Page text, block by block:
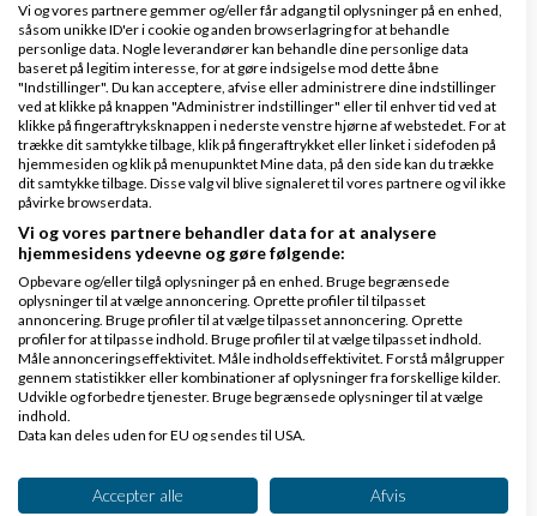
Side 1 ud af 1 (6 indlæg)
Tilbage til toppen
Hjælp til salg (Ikke internet)
Emner
Adgang til data ?
Nyeste indlægafMartin2026,den 28-07-2026 kl.
11:40
Vi og vores partnere gemmer og/eller får adgang til oplysninger på en enhed,
såsom unikke ID'er i cookie og anden browserlagring for at behandle
personlige data. Nogle leverandører kan behandle dine personlige data
baseret på legitim interesse, for at gøre indsigelse mod dette åbne
"Indstillinger". Du kan acceptere, afvise eller administrere dine indstillinger
ved at klikke på knappen "Administrer indstillinger" eller til enhver tid ved at
klikke på fingeraftryksknappen i nederste venstre hjørne af webstedet. For at
trække dit samtykke tilbage, klik på fingeraftrykket eller linket i sidefoden på
hjemmesiden og klik på menupunktet Mine data, på den side kan du trække
dit samtykke tilbage. Disse valg vil blive signaleret til vores partnere og vil ikke
påvirke browserdata.
Vi og vores partnere behandler data for at analysere
hjemmesidens ydeevne og gøre følgende:
Opbevare og/eller tilgå oplysninger på en enhed. Bruge begrænsede
oplysninger til at vælge annoncering. Oprette profiler til tilpasset
annoncering. Bruge profiler til at vælge tilpasset annoncering. Oprette
profiler for at tilpasse indhold. Bruge profiler til at vælge tilpasset indhold.
Måle annonceringseffektivitet. Måle indholdseffektivitet. Forstå målgrupper
gennem statistikker eller kombinationer af oplysninger fra forskellige kilder.
Udvikle og forbedre tjenester. Bruge begrænsede oplysninger til at vælge
indhold.
Data kan deles uden for EU og sendes til USA.
Se partnerliste (2 IAB-leverandører)
Accepter alle Afvis